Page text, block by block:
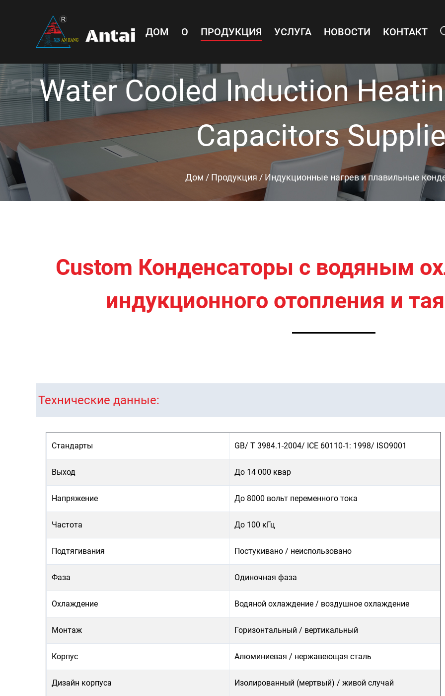
ДОМ О ПРОДУКЦИЯ УСЛУГА НОВОСТИ КОНТАКТ
Water Cooled Induction
Capacitors
Дом / Продукция / Индукционные нагрев и плавильные
Custom Конденсаторы с водяным
индукционного отопления и
Технические данные:
Стандарты GB/ T 3984.1-2004/ ICE 60110-1: 1998/ ISO9001
Выход До 14 000 квар
Напряжение До 8000 вольт переменного тока
Частота До 100 кГц
Подтягивания Постукивано / неиспользовано
Фаза Одиночная фаза
Охлаждение Водяной охлаждение / воздушное охлаждение
Монтаж Горизонтальный / вертикальный
Корпус Алюминиевая / нержавеющая сталь
Дизайн корпуса Изолированный (мертвый) / живой случай